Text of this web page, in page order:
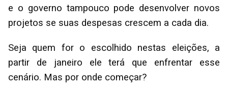
e o governo tampouco pode desenvolver novos
projetos se suas despesas crescem a cada dia.
Seja quem for o escolhido nestas eleições, a
partir de janeiro ele terá que enfrentar esse
cenário. Mas por onde começar?